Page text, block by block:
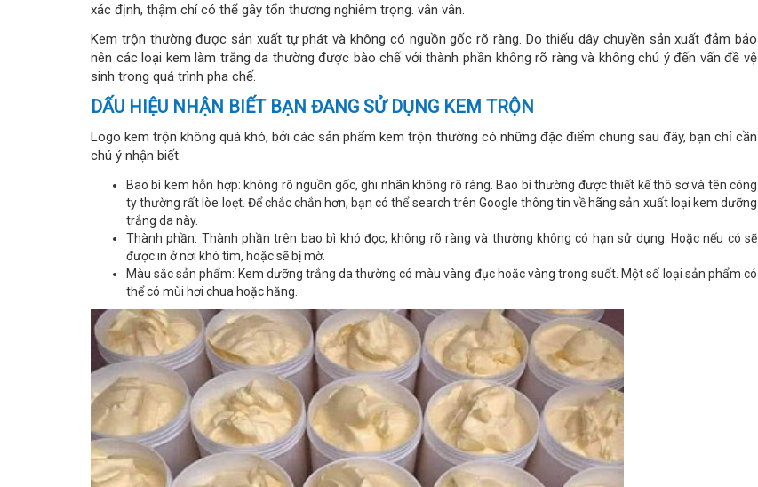
xác định, thậm chí có thể gây tổn thương nghiêm trọng. vân vân.
Kem trộn thường được sản xuất tự phát và không có nguồn gốc rõ ràng. Do thiếu dây chuyền sản xuất đảm bảo
nên các loại kem làm trắng da thường được bào chế với thành phần không rõ ràng và không chú ý đến vấn đề vệ
sinh trong quá trình pha chế.
DẤU HIỆU NHẬN BIẾT BẠN ĐANG SỬ DỤNG KEM TRỘN
Logo kem trộn không quá khó, bởi các sản phẩm kem trộn thường có những đặc điểm chung sau đây, bạn chỉ cần
chú ý nhận biết:
Bao bì kem hỗn hợp: không rõ nguồn gốc, ghi nhãn không rõ ràng. Bao bì thường được thiết kế thô sơ và tên công
ty thường rất lòe loẹt. Để chắc chắn hơn, bạn có thể search trên Google thông tin về hãng sản xuất loại kem dưỡng
trắng da này.
Thành phần: Thành phần trên bao bì khó đọc, không rõ ràng và thường không có hạn sử dụng. Hoặc nếu có sẽ
được in ở nơi khó tìm, hoặc sẽ bị mờ.
Màu sắc sản phẩm: Kem dưỡng trắng da thường có màu vàng đục hoặc vàng trong suốt. Một số loại sản phẩm có
thể có mùi hơi chua hoặc hăng.